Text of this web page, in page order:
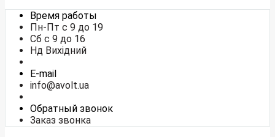
Время работы
Пн-Пт с 9 до 19
Сб с 9 до 16
Нд Вихідний
E-mail
info@avolt.ua
Обратный звонок
Заказ звонка